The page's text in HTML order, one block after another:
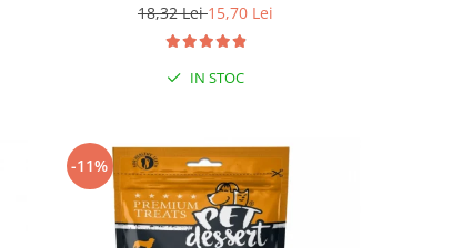
18,32 Lei15,70 Lei
IN STOC
-11%